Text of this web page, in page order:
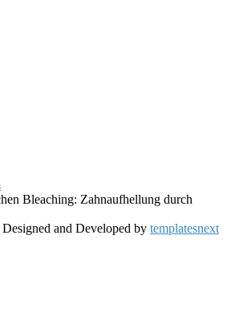
Bleaching: Zahnaufhellung durch
Designed and Developed by templatesnext